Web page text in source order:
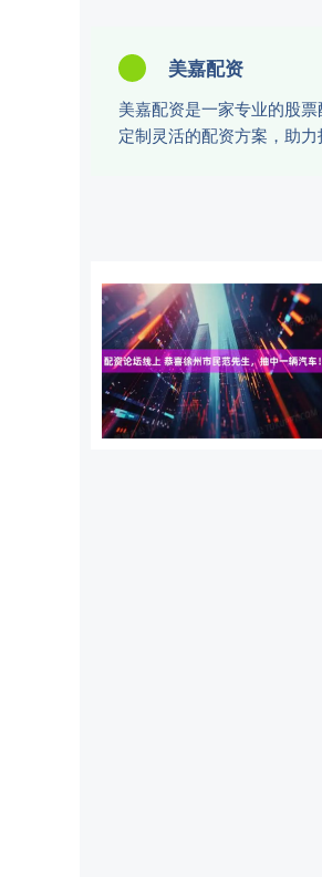
美嘉配资
美嘉配资是一家专业的股
定制灵活的配资方案，助